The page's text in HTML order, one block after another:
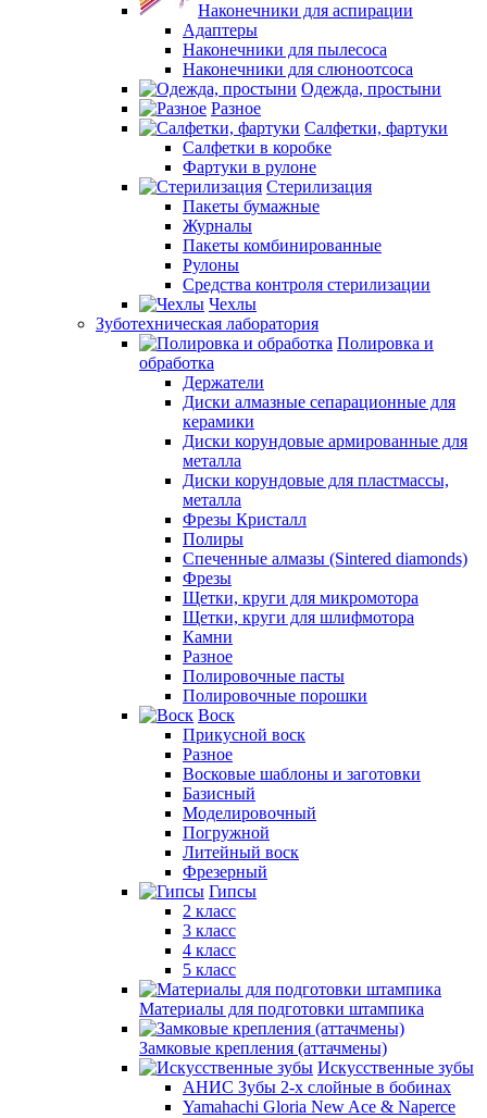
Наконечники для аспирации
Адаптеры
Наконечники для пылесоса
Наконечники для слюноотсоса
Одежда, простыни
Разное
Салфетки, фартуки
Салфетки в коробке
Фартуки в рулоне
Стерилизация
Пакеты бумажные
Журналы
Пакеты комбинированные
Рулоны
Средства контроля стерилизации
Чехлы
Зуботехническая лаборатория
Полировка и
обработка
Держатели
Диски алмазные сепарационные для
керамики
Диски корундовые армированные для
металла
Диски корундовые для пластмассы,
металла
Фрезы Кристалл
Полиры
Спеченные алмазы (Sintered diamonds)
Фрезы
Щетки, круги для микромотора
Щетки, круги для шлифмотора
Камни
Разное
Полировочные пасты
Полировочные порошки
Воск
Прикусной воск
Разное
Восковые шаблоны и заготовки
Базисный
Моделировочный
Погружной
Литейный воск
Фрезерный
Гипсы
2 класс
3 класс
4 класс
5 класс
Материалы для подготовки штампика
Замковые крепления (аттачмены)
Искусственные зубы
АНИС Зубы 2-х слойные в бобинах
Yamahachi Gloria New Ace & Naperce